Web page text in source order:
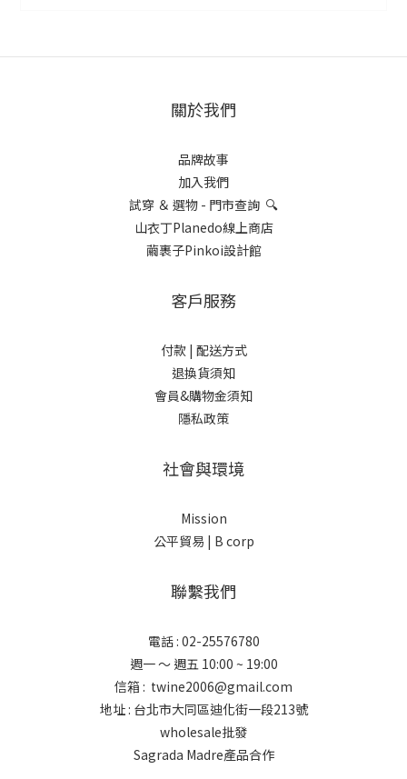
關於我們
品牌故事
加入我們
試穿 ＆ 選物 - 門市查詢 🔍
山衣丁Planedo線上商店
繭裹子Pinkoi設計館
客戶服務
付款 | 配送方式
退換貨須知
會員&購物金須知
隱私政策
社會與環境
Mission
公平貿易 | B corp
聯繫我們
電話 : 02-25576780
週一 ～ 週五 10:00 ~ 19:00
信箱 : twine2006@gmail.com
地址 : 台北市大同區迪化街一段213號
wholesale批發
Sagrada Madre產品合作